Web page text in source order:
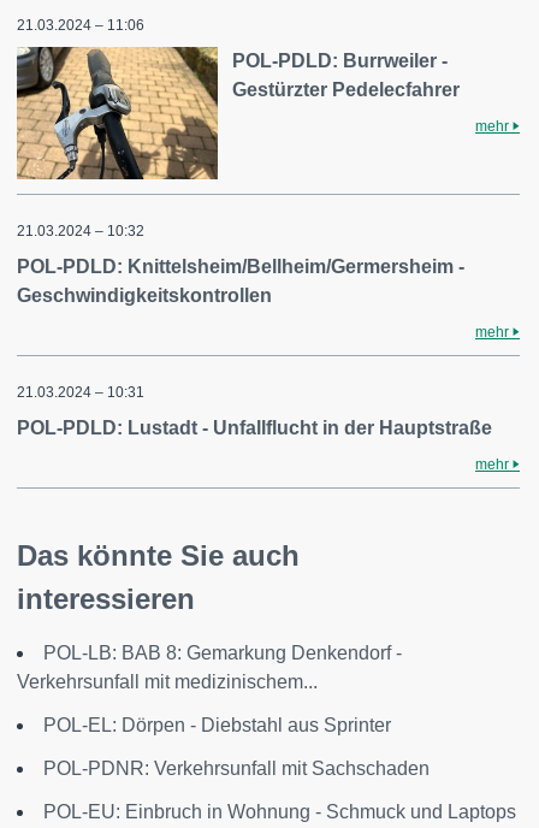
21.03.2024 – 11:06
POL-PDLD: Burrweiler -
Gestürzter Pedelecfahrer
mehr
21.03.2024 – 10:32
POL-PDLD: Knittelsheim/Bellheim/Germersheim -
Geschwindigkeitskontrollen
mehr
21.03.2024 – 10:31
POL-PDLD: Lustadt - Unfallflucht in der Hauptstraße
mehr
Das könnte Sie auch
interessieren
POL-LB: BAB 8: Gemarkung Denkendorf -
Verkehrsunfall mit medizinischem...
POL-EL: Dörpen - Diebstahl aus Sprinter
POL-PDNR: Verkehrsunfall mit Sachschaden
POL-EU: Einbruch in Wohnung - Schmuck und Laptops